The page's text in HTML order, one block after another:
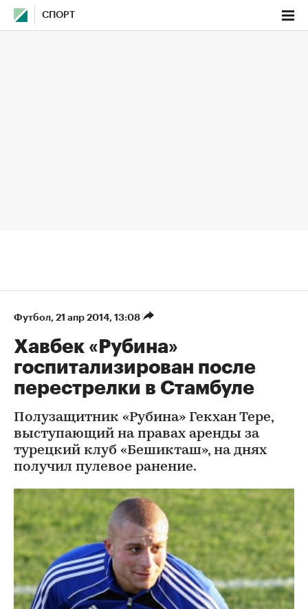
СПОРТ
Футбол⁠, 21 апр 2014, 13:08
Хавбек «Рубина»
госпитализирован после
перестрелки в Стамбуле
Полузащитник «Рубина» Гекхан Тере,
выступающий на правах аренды за
турецкий клуб «Бешикташ», на днях
получил пулевое ранение.